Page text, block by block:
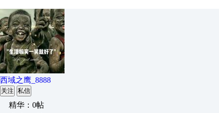
西域之鹰_8888
关注 私信
精华：0帖